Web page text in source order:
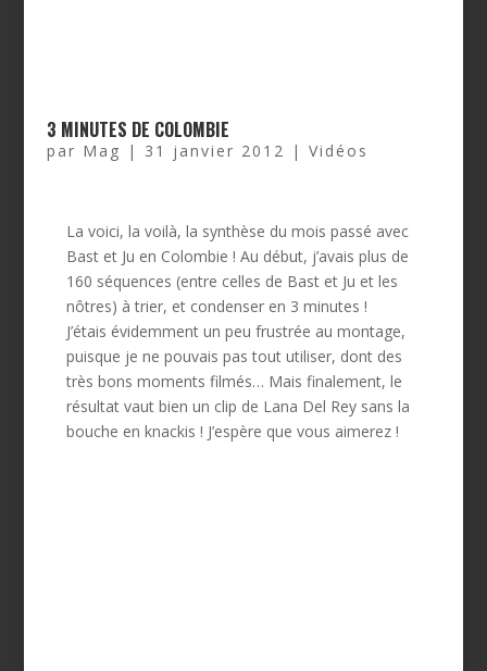
3 MINUTES DE COLOMBIE
par Mag | 31 janvier 2012 | Vidéos
La voici, la voilà, la synthèse du mois passé avec
Bast et Ju en Colombie ! Au début, j’avais plus de
160 séquences (entre celles de Bast et Ju et les
nôtres) à trier, et condenser en 3 minutes !
J’étais évidemment un peu frustrée au montage,
puisque je ne pouvais pas tout utiliser, dont des
très bons moments filmés… Mais finalement, le
résultat vaut bien un clip de Lana Del Rey sans la
bouche en knackis ! J’espère que vous aimerez !